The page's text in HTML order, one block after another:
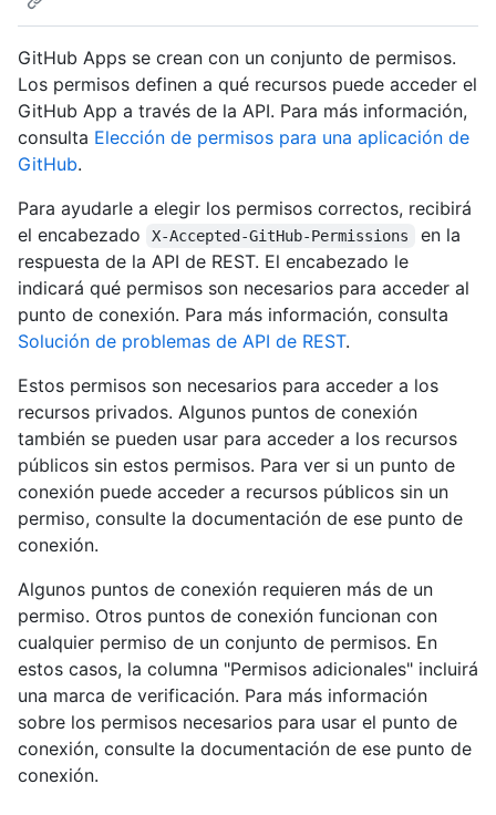
GitHub Apps se crean con un conjunto de permisos.
Los permisos definen a qué recursos puede acceder el
GitHub App a través de la API. Para más información,
consulta Elección de permisos para una aplicación de
GitHub.
Para ayudarle a elegir los permisos correctos, recibirá
el encabezado
X-Accepted-GitHub-Permissions
en la
respuesta de la API de REST. El encabezado le
indicará qué permisos son necesarios para acceder al
punto de conexión. Para más información, consulta
Solución de problemas de API de REST.
Estos permisos son necesarios para acceder a los
recursos privados. Algunos puntos de conexión
también se pueden usar para acceder a los recursos
públicos sin estos permisos. Para ver si un punto de
conexión puede acceder a recursos públicos sin un
permiso, consulte la documentación de ese punto de
conexión.
Algunos puntos de conexión requieren más de un
permiso. Otros puntos de conexión funcionan con
cualquier permiso de un conjunto de permisos. En
estos casos, la columna "Permisos adicionales" incluirá
una marca de verificación. Para más información
sobre los permisos necesarios para usar el punto de
conexión, consulte la documentación de ese punto de
conexión.